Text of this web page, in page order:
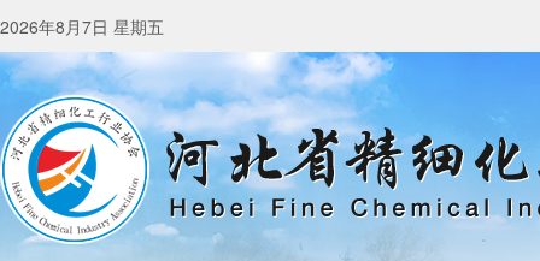
2026年8月7日 星期五